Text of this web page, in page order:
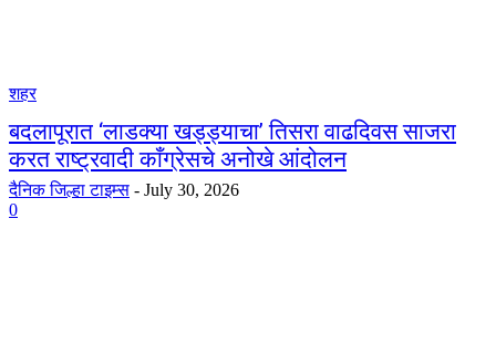
शहर
बदलापूरात ‘लाडक्या खड्ड्याचा’ तिसरा वाढदिवस साजरा
करत राष्ट्रवादी काँग्रेसचे अनोखे आंदोलन
दैनिक जिल्हा टाइम्स - July 30, 2026
0